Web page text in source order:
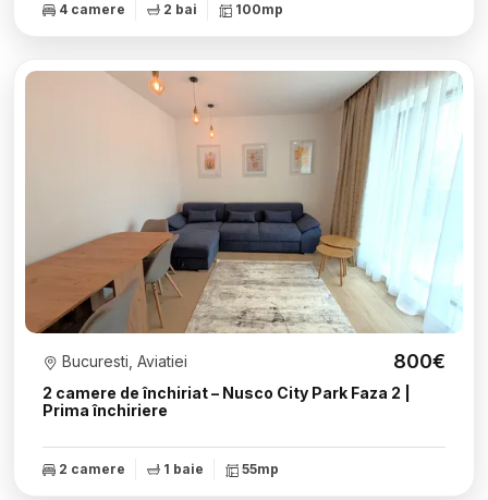
4 camere 2 bai 100mp
2 camere de închiriat – Nusco City Park Faza 2 |
Prima închiriere
Bucuresti, Aviatiei 800€
2 camere 1 baie 55mp